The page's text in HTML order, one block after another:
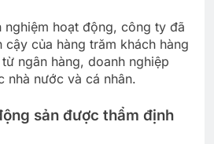
nghiệm hoạt động, công ty đã
của hàng trăm khách hàng
ngân hàng, doanh nghiệp
nhà nước và cá nhân.
sản được thẩm định